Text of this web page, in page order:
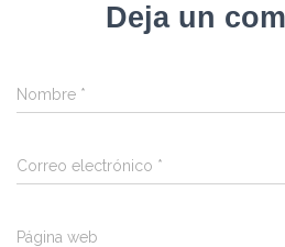
Deja un
Nombre *
Correo electrónico *
Página web